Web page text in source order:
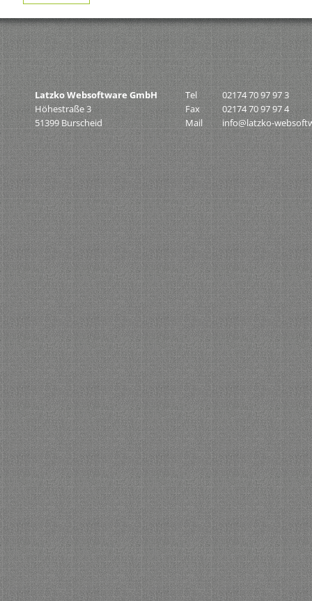
Latzko Websoftware GmbH
Höhestraße 3
51399 Burscheid
Tel
02174 70 97 97 3
Fax
02174 70 97 97 4
Mail
info@latzko-